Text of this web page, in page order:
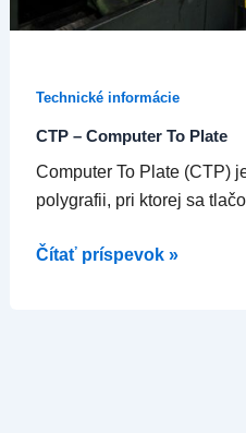
Technické informácie
CTP – Computer To Plate
Computer To Plate (CTP)
polygrafii, pri ktorej sa
Čítať príspevok »